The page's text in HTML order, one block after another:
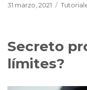
Publicado
31 marzo, 2021
Secreto
límites?